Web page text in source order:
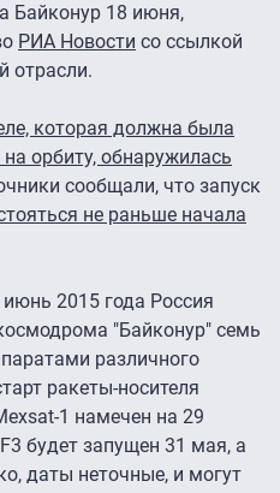
Байконур 18 июня,
РИА Новости со ссылкой
отрасли.
которая должна была
орбиту, обнаружилась
сообщали, что запуск
не раньше начала
2015 года Россия
"Байконур" семь
различного
ракеты-носителя
1 намечен на 29
будет запущен 31 мая, а
даты неточные, и могут